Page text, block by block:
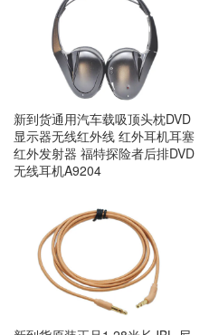
新到货通用汽车载吸顶头枕DVD
显示器无线红外线 红外耳机耳塞
红外发射器 福特探险者后排DVD
无线耳机A9204